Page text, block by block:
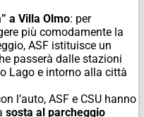
a Villa Olmo: per
più comodamente la
ASF istituisce un
passerà dalle stazioni
Lago e intorno alla città
l’auto, ASF e CSU hanno
sosta al parcheggio